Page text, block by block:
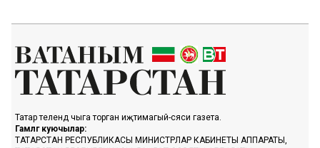
Татар телендә чыга торган иҗтимагый-сәяси газета.
Гамәлгә куючылар:
ТАТАРСТАН РЕСПУБЛИКАСЫ МИНИСТРЛАР КАБИНЕТЫ АППАРАТЫ,